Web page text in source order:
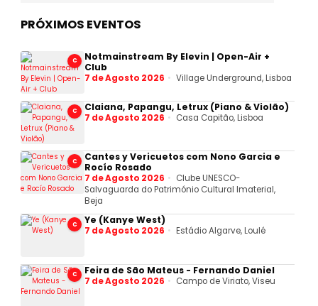
PRÓXIMOS EVENTOS
C
Notmainstream By Elevin | Open-Air +
Club
7 de Agosto 2026 Village Underground, Lisboa
C Claiana, Papangu, Letrux (Piano & Violão)
7 de Agosto 2026 Casa Capitão, Lisboa
C
Cantes y Vericuetos com Nono Garcia e
Rocío Rosado
7 de Agosto 2026
Clube UNESCO-
Salvaguarda do Património Cultural Imaterial,
Beja
C Ye (Kanye West)
7 de Agosto 2026 Estádio Algarve, Loulé
C Feira de São Mateus - Fernando Daniel
7 de Agosto 2026 Campo de Viriato, Viseu